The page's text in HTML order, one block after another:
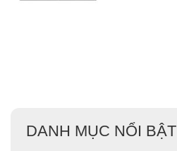
DANH MỤC NỔI BẬT